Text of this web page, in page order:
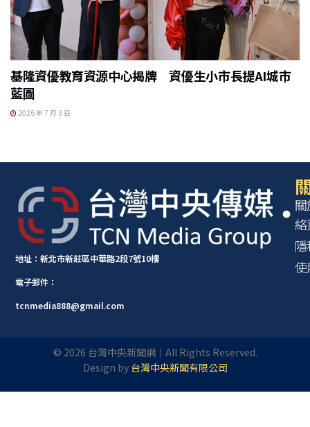
基隆資優教育資源中心揭牌 資優生小市長提AI城市
藍圖
2026 年 7 月 3 日
地址：新北市新莊區中華路2段7號10樓
電子郵件：
tcnmedia888@gmail.com
© 2026 台灣中央新聞網｜All Rights Reserved.
Design by 台灣中央新聞有限公司